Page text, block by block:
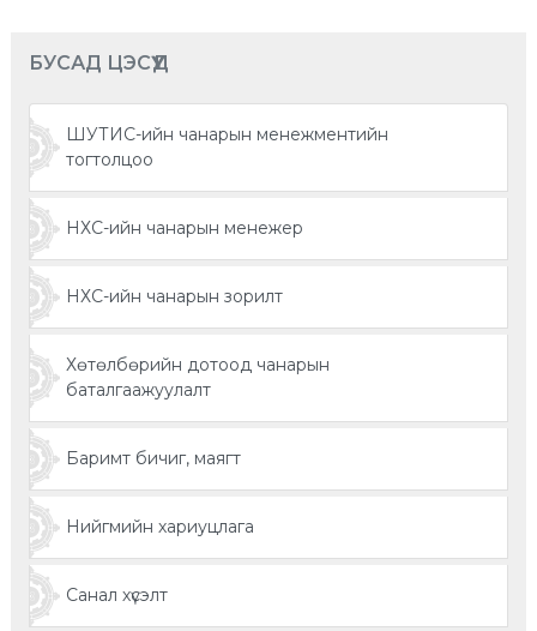
БУСАД ЦЭСҮҮД
ШУТИС-ийн чанарын менежментийн
тогтолцоо
НХС-ийн чанарын менежер
НХС-ийн чанарын зорилт
Хөтөлбөрийн дотоод чанарын
баталгаажуулалт
Баримт бичиг, маягт
Нийгмийн хариуцлага
Санал хүсэлт